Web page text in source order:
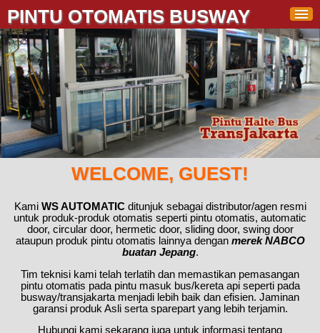
PINTU OTOMATIS BUSWAY
WELCOME, GUEST!
Kami WS AUTOMATICditunjuk sebagai distributor/agen resmi
untuk produk-produk otomatis seperti pintu otomatis, automatic
door, circular door, hermetic door, sliding door, swing door
ataupun produk pintu otomatis lainnya dengan merek NABCO
buatan Jepang.
Tim teknisi kami telah terlatih dan memastikan pemasangan
pintu otomatis pada pintu masuk bus/kereta api seperti pada
busway/transjakarta menjadi lebih baik dan efisien. Jaminan
garansi produk Asli serta sparepart yang lebih terjamin.
Hubungi kami sekarang juga untuk informasi tentang